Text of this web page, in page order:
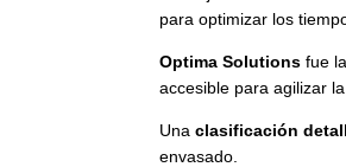
para optimizar los
Optima Solutions fue
accesible para agilizar
Unaclasificación
envasado.